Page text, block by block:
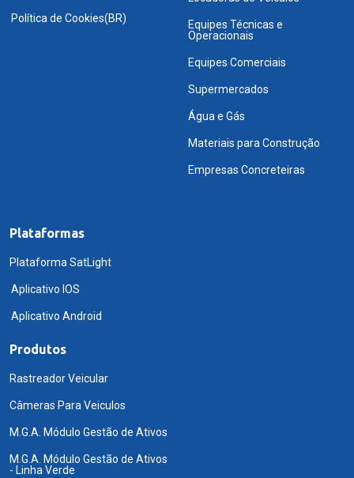
Política de Cookies(BR)
Equipes Técnicas e
Operacionais
Equipes Comerciais
Supermercados
Água e Gás
Materiais para Construção
Empresas Concreteiras
Plataformas
Plataforma SatLight
Aplicativo IOS
Aplicativo Android
Produtos
Rastreador Veicular
Câmeras Para Veiculos
M.G.A. Módulo Gestão de Ativos
M.G.A. Módulo Gestão de Ativos
- Linha Verde